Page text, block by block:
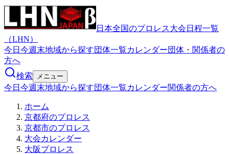
日本全国のプロレス大会日程一覧
（LHN）
今日 今週末地域から探す団体一覧カレンダー団体・関係者の
方へ
検索
メニュー
今日 今週末地域から探す団体一覧カレンダー関係者の方へ
ホーム
京都府のプロレス
京都市のプロレス
大会カレンダー
大阪プロレス